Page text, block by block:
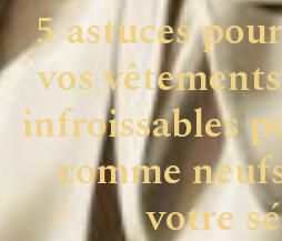
5 astuces
vos
infroissables
comme
votre